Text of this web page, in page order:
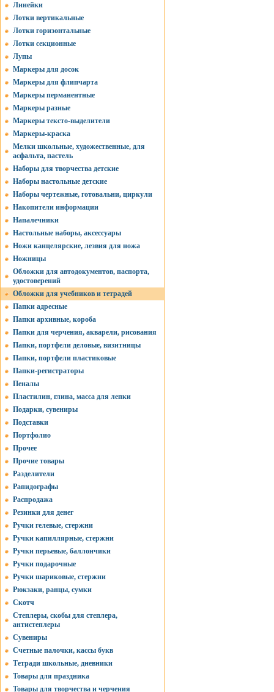
Линейки
Лотки вертикальные
Лотки горизонтальные
Лотки секционные
Лупы
Маркеры для досок
Маркеры для флипчарта
Маркеры перманентные
Маркеры разные
Маркеры тексто-выделители
Маркеры-краска
Мелки школьные, художественные, для
асфальта, пастель
Наборы для творчества детские
Наборы настольные детские
Наборы чертежные, готовальни, циркули
Накопители информации
Напалечники
Настольные наборы, аксессуары
Ножи канцелярские, лезвия для ножа
Ножницы
Обложки для автодокументов, паспорта,
удостоверений
Обложки для учебников и тетрадей
Папки адресные
Папки архивные, короба
Папки для черчения, акварели, рисования
Папки, портфели деловые, визитницы
Папки, портфели пластиковые
Папки-регистраторы
Пеналы
Пластилин, глина, масса для лепки
Подарки, сувениры
Подставки
Портфолио
Прочее
Прочие товары
Разделители
Рапидографы
Распродажа
Резинки для денег
Ручки гелевые, стержни
Ручки капиллярные, стержни
Ручки перьевые, баллончики
Ручки подарочные
Ручки шариковые, стержни
Рюкзаки, ранцы, сумки
Скотч
Степлеры, скобы для степлера,
антистеплеры
Сувениры
Счетные палочки, кассы букв
Тетради школьные, дневники
Товары для праздника
Товары для творчества и черчения